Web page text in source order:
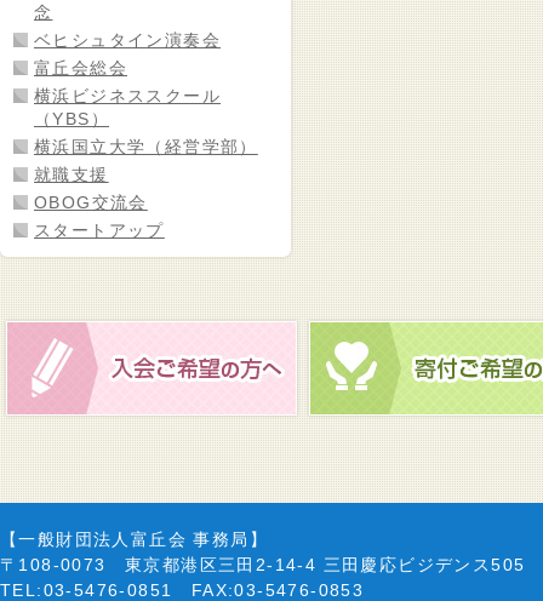
念
ベヒシュタイン演奏会
富丘会総会
横浜ビジネススクール
（YBS）
横浜国立大学（経営学部）
就職支援
OBOG交流会
スタートアップ
【一般財団法人富丘会 事務局】
〒108-0073 東京都港区三田2-14-4 三田慶応ビジデンス505
TEL:03-5476-0851 FAX:03-5476-0853